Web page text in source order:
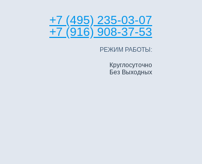
+7 (495) 235-03-07
+7 (916) 908-37-53
РЕЖИМ РАБОТЫ:
Круглосуточно
Без Выходных